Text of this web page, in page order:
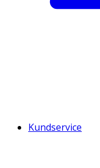
Kundservice